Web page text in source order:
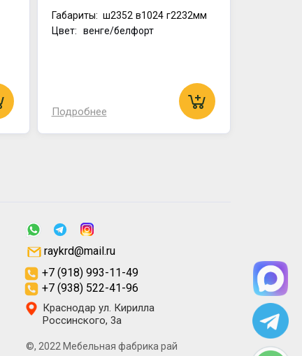
Габариты: ш2352 в1024 г2232мм
Цвет: венге/белфорт
Подробнее
©, 2022 Мебельная фабрика рай
Краснодар ул. Кирилла
Россинского, 3а
+7 (918) 993-11-49
+7 (938) 522-41-96
raykrd@mail.ru